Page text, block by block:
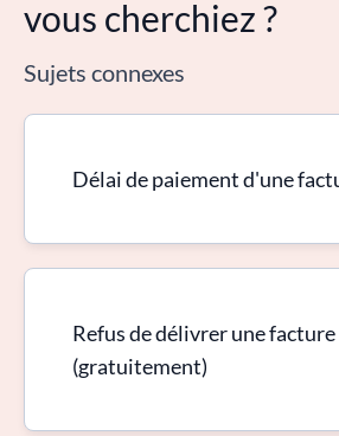
vous cherchiez ?
Sujets connexes
Délai de paiement d'une
Refus de délivrer une facture
(gratuitement)